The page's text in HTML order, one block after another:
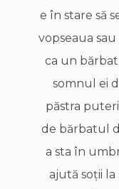
e în stare să
vopseaua sau
ca un
somnul ei
păstra
de bărbatul
a sta în
ajută soţii